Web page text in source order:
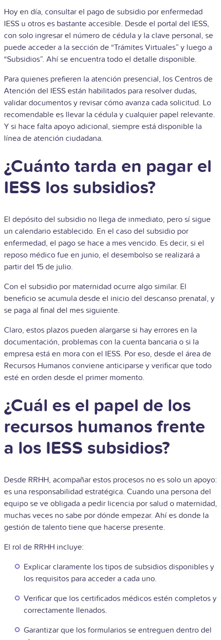
Hoy en día, consultar el pago de subsidio por enfermedad
IESS u otros es bastante accesible. Desde el portal del IESS,
con solo ingresar el número de cédula y la clave personal, se
puede acceder a la sección de “Trámites Virtuales” y luego a
“Subsidios”. Ahí se encuentra todo el detalle disponible.
Para quienes prefieren la atención presencial, los Centros de
Atención del IESS están habilitados para resolver dudas,
validar documentos y revisar cómo avanza cada solicitud. Lo
recomendable es llevar la cédula y cualquier papel relevante.
Y si hace falta apoyo adicional, siempre está disponible la
línea de atención ciudadana.
¿Cuánto tarda en pagar el
IESS los subsidios?
El depósito del subsidio no llega de inmediato, pero sí sigue
un calendario establecido. En el caso del subsidio por
enfermedad, el pago se hace a mes vencido. Es decir, si el
reposo médico fue en junio, el desembolso se realizará a
partir del 15 de julio.
Con el subsidio por maternidad ocurre algo similar. El
beneficio se acumula desde el inicio del descanso prenatal, y
se paga al final del mes siguiente.
Claro, estos plazos pueden alargarse si hay errores en la
documentación, problemas con la cuenta bancaria o si la
empresa está en mora con el IESS. Por eso, desde el área de
Recursos Humanos conviene anticiparse y verificar que todo
esté en orden desde el primer momento.
¿Cuál es el papel de los
recursos humanos frente
a los IESS subsidios?
Desde RRHH, acompañar estos procesos no es solo un apoyo:
es una responsabilidad estratégica. Cuando una persona del
equipo se ve obligada a pedir licencia por salud o maternidad,
muchas veces no sabe por dónde empezar. Ahí es donde la
gestión de talento tiene que hacerse presente.
El rol de RRHH incluye:
Explicar claramente los tipos de subsidios disponibles y
los requisitos para acceder a cada uno.
Verificar que los certificados médicos estén completos y
correctamente llenados.
Garantizar que los formularios se entreguen dentro del